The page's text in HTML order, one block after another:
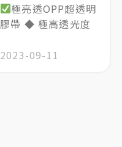
極亮透OPP超透明
膠帶 ◆ 極高透光度
2023-09-11